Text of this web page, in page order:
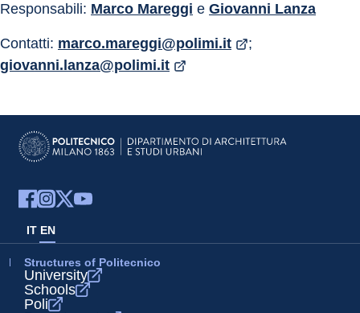
Responsabili: Marco Mareggi e Giovanni Lanza
Contatti: marco.mareggi@polimi.it
;
giovanni.lanza@polimi.it
IT EN
Structures of Politecnico
University
Schools
Poli